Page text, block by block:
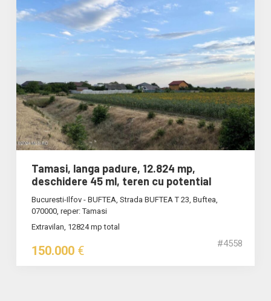
Tamasi, langa padure, 12.824 mp,
deschidere 45 ml, teren cu potential
Bucuresti-Ilfov - BUFTEA, Strada BUFTEA T 23, Buftea,
070000, reper: Tamasi
Extravilan, 12824 mp total
150.000 € #4558